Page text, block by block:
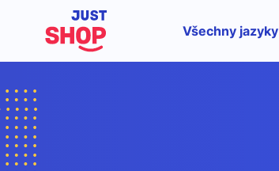
Všechny jazyky